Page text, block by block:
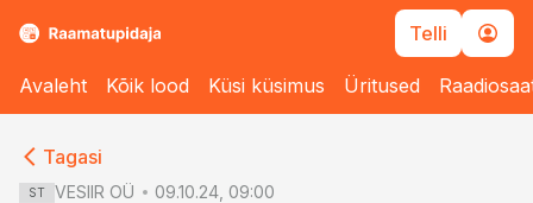
Telli
Avaleht Kõik lood Küsi küsimus Üritused
Tagasi
ST VESIIR OÜ 09.10.24, 09:00